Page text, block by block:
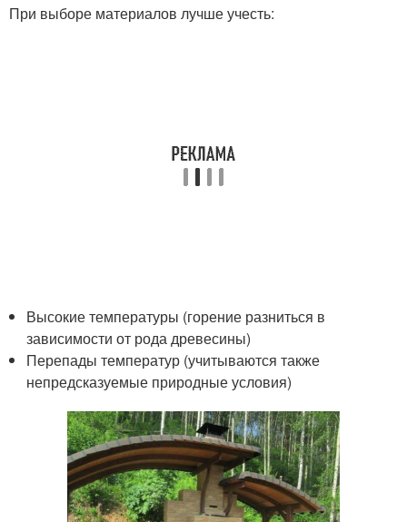
При выборе материалов лучше учесть:
Высокие температуры (горение разниться в
зависимости от рода древесины)
Перепады температур (учитываются также
непредсказуемые природные условия)